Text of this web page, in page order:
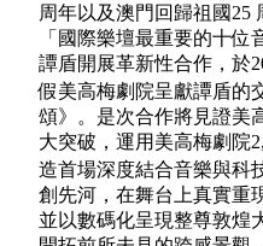
周年以及澳門回歸祖國25
「國際樂壇最重要的十
譚盾開展革新性合作，於
假美高梅劇院呈獻譚盾的
頌》。是次合作將見證美
大突破，運用美高梅劇院
造首場深度結合音樂與科
創先河，在舞台上真實重
並以數碼化呈現整尊敦煌